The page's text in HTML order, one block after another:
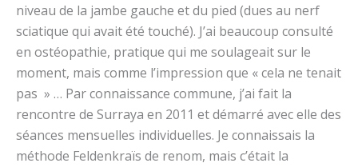
niveau de la jambe gauche et du pied (dues au nerf
sciatique qui avait été touché). J’ai beaucoup consulté
en ostéopathie, pratique qui me soulageait sur le
moment, mais comme l’impression que « cela ne tenait
pas » … Par connaissance commune, j’ai fait la
rencontre de Surraya en 2011 et démarré avec elle des
séances mensuelles individuelles. Je connaissais la
méthode Feldenkraïs de renom, mais c’était la